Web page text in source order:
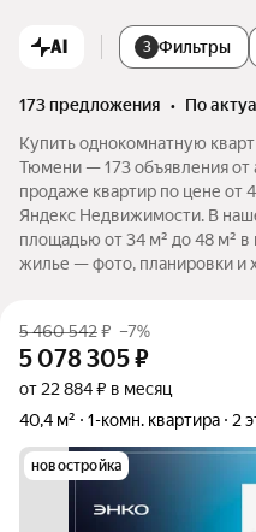
AI 3 Фильтры
173 предложения •
по
Купить однокомнатную
Тюмени — 173 объявления от
продаже квартир по цене от
Яндекс Недвижимости. В
площадью от 34 м² до 48 м²
жилье — фото, планировки и
5 460 542₽ –7%
5 078 305₽
от 22 884 ₽ в месяц
40,4 м²
1-комн. квартира 2
новостройка